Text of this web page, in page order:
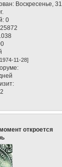
: Воскресенье, 31
0
25872
11-28]
откроется